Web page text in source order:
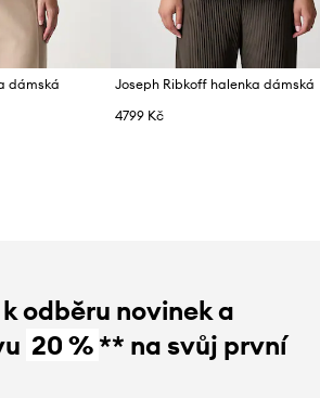
dámská
Joseph Ribkoff halenka dámská
4799 Kč
odběru novinek a
20 %** na svůj první